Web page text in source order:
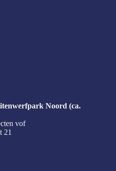
Noord (ca.
vof
21